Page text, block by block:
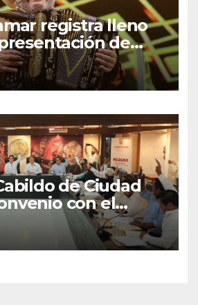
registra lleno
de
en Semana
de Ciudad
con el
fortalecer el
predial